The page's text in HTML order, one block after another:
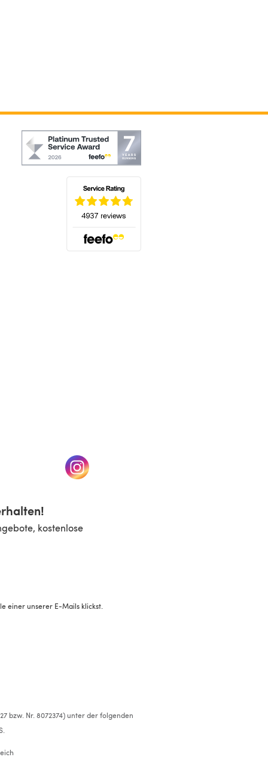
neuen Tab)(öffnet sich in einem neuen Tab)
kostenlose
einer unserer E-Mails klickst.
bzw. Nr. 8072374) unter der folgenden